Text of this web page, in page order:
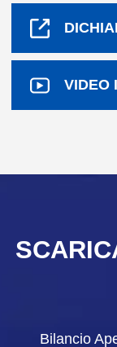
VIDEO
Bilancio